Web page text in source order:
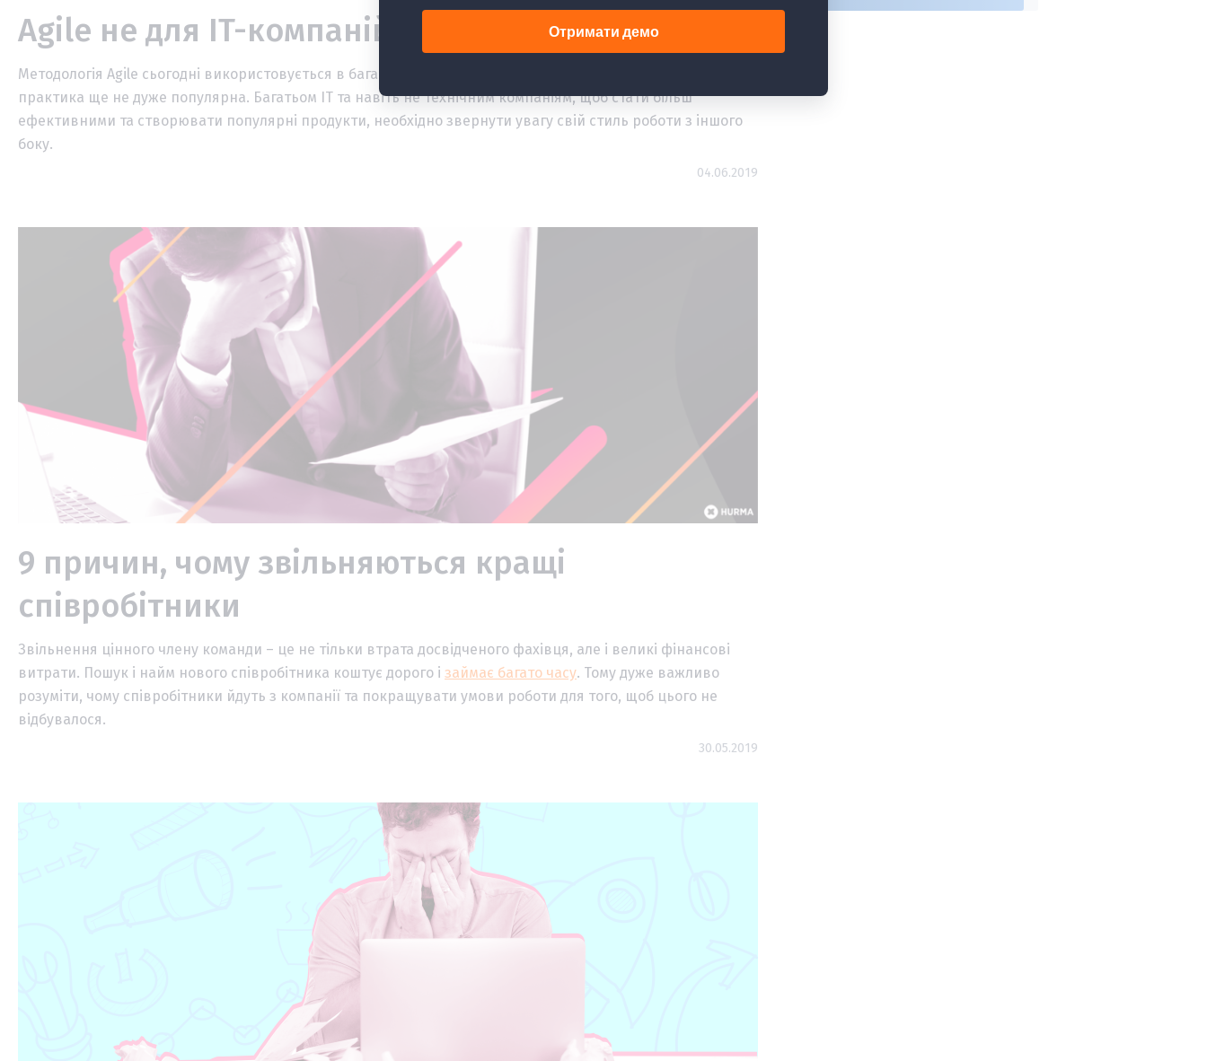
Agile не для IT-компаній: можливо або ні?
Методологія Agile сьогодні використовується в багатьох великих компаніях. На жаль, як і
практика ще не дуже популярна. Багатьом IT та навіть не технічним компаніям, щоб стати більш
ефективними та створювати популярні продукти, необхідно звернути увагу свій стиль роботи з іншого
боку.
04.06.2019
9 причин, чому звільняються кращі
співробітники
Звільнення цінного члену команди – це не тільки втрата досвідченого фахівця, але і великі фінансові
витрати. Пошук і найм нового співробітника коштує дорого і займає багато часу. Тому дуже важливо
розуміти, чому співробітники йдуть з компанії та покращувати умови роботи для того, щоб цього не
відбувалося.
30.05.2019